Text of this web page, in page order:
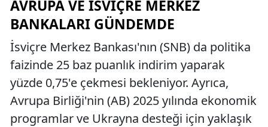
AVRUPA VE İSVIÇRE MERKEZ
BANKALARI GÜNDEMDE
İsviçre Merkez Bankası'nın (SNB) da politika
faizinde 25 baz puanlık indirim yaparak
yüzde 0,75'e çekmesi bekleniyor. Ayrıca,
Avrupa Birliği'nin (AB) 2025 yılında ekonomik
programlar ve Ukrayna desteği için yaklaşık